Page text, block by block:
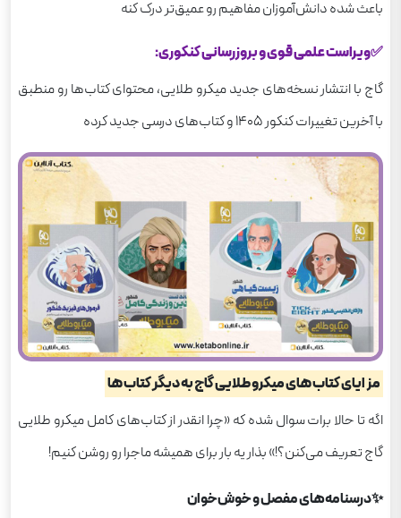
باعث شده دانش‌آموزان مفاهیم رو عمیق‌تر درک کنه
✅ویراست علمی قوی و بروز‌رسانی کنکوری:
گاج با انتشار نسخه‌های جدید میکرو طلایی، محتوای کتاب‌ها رو منطبق
با آخرین تغییرات کنکور ۱۴۰۵ و کتاب‌های درسی جدید کرده
مزایای کتاب های میکرو طلایی گاج به دیگر کتاب ها
اگه تا حالا برات سوال شده که «چرا انقدر از کتاب‌های کامل میکرو طلایی
گاج تعریف می‌کنن؟!» بذار یه بار برای همیشه ماجرا رو روشن کنیم!
✨درسنامه‌های مفصل و خوش‌خوان